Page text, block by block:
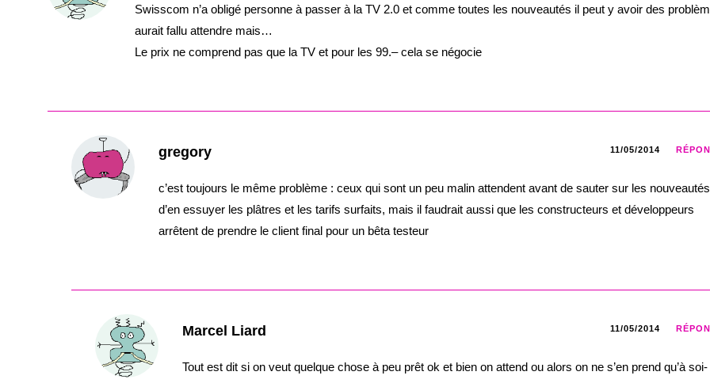
Swisscom n’a obligé personne à passer à la TV 2.0 et comme toutes les nouveautés il peut y avoir des
aurait fallu attendre mais…
Le prix ne comprend pas que la TV et pour les 99.– cela se négocie
gregory 11/05/2014
c’est toujours le même problème : ceux qui sont un peu malin attendent avant de sauter sur les
d’en essuyer les plâtres et les tarifs surfaits, mais il faudrait aussi que les constructeurs et développeurs
arrêtent de prendre le client final pour un bêta testeur
Marcel Liard 11/05/2014
Tout est dit si on veut quelque chose à peu prêt ok et bien on attend ou alors on ne s’en prend qu’à soi-